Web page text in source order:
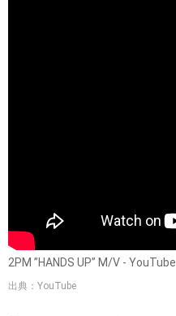
2PM ”HANDS UP” M/V - YouTube
出典：YouTube